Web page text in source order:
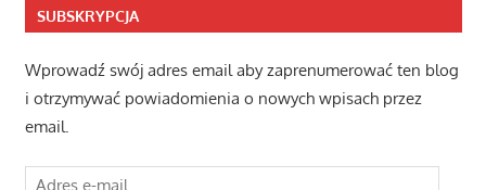
SUBSKRYPCJA
Wprowadź swój adres email aby zaprenumerować ten blog
i otrzymywać powiadomienia o nowych wpisach przez
email.
Adres